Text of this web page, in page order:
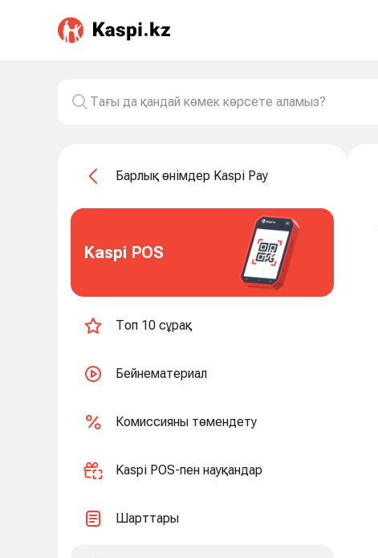
Барлық өнімдер Kaspi Pay
Kaspi POS
Топ 10 сұрақ
Бейнематериал
Комиссияны төмендету
Kaspi POS-пен науқандар
Шарттары